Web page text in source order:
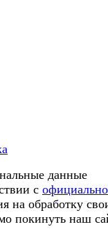
данные
с
на обработку
покинуть наш